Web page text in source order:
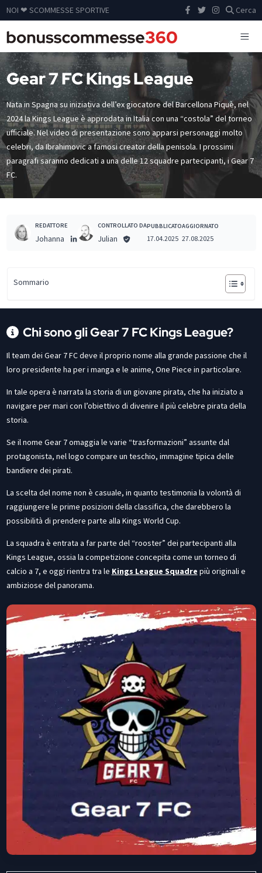
NOI ❤ SCOMMESSE SPORTIVE Cerca
Gear 7 FC Kings League
Nata in Spagna su iniziativa dell’ex giocatore del Barcellona Piquè, nel
2024 la Kings League è approdata in Italia con una “costola” del torneo
ufficiale. Nel video di presentazione sono apparsi personaggi molto
celebri, da Ibrahimovic a famosi creator della penisola. I prossimi
paragrafi saranno dedicati a una delle 12 squadre partecipanti, i Gear 7
FC.
REDATTORE
Johanna
CONTROLLATO DA
Julian
PUBBLICATO
17.04.2025
AGGIORNATO
27.08.2025
Sommario
Chi sono gli Gear 7 FC Kings League?
Il team dei Gear 7 FC deve il proprio nome alla grande passione che il
loro presidente ha per i manga e le anime, One Piece in particolare.
In tale opera è narrata la storia di un giovane pirata, che ha iniziato a
navigare per mari con l’obiettivo di divenire il più celebre pirata della
storia.
Se il nome Gear 7 omaggia le varie “trasformazioni” assunte dal
protagonista, nel logo compare un teschio, immagine tipica delle
bandiere dei pirati.
La scelta del nome non è casuale, in quanto testimonia la volontà di
raggiungere le prime posizioni della classifica, che darebbero la
possibilità di prendere parte alla Kings World Cup.
La squadra è entrata a far parte del “rooster” dei partecipanti alla
Kings League, ossia la competizione concepita come un torneo di
calcio a 7, e oggi rientra tra le Kings League Squadre più originali e
ambiziose del panorama.